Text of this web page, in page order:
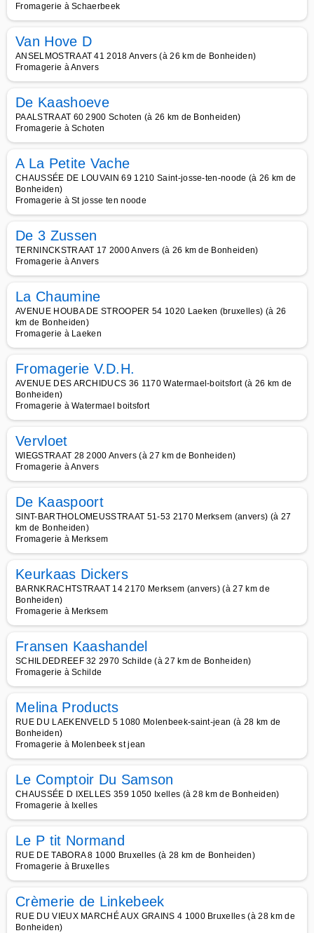
Fromagerie à Schaerbeek
Van Hove D
ANSELMOSTRAAT 41 2018 Anvers (à 26 km de Bonheiden)
Fromagerie à Anvers
De Kaashoeve
PAALSTRAAT 60 2900 Schoten (à 26 km de Bonheiden)
Fromagerie à Schoten
A La Petite Vache
CHAUSSÉE DE LOUVAIN 69 1210 Saint-josse-ten-noode (à 26 km de
Bonheiden)
Fromagerie à St josse ten noode
De 3 Zussen
TERNINCKSTRAAT 17 2000 Anvers (à 26 km de Bonheiden)
Fromagerie à Anvers
La Chaumine
AVENUE HOUBA DE STROOPER 54 1020 Laeken (bruxelles) (à 26
km de Bonheiden)
Fromagerie à Laeken
Fromagerie V.D.H.
AVENUE DES ARCHIDUCS 36 1170 Watermael-boitsfort (à 26 km de
Bonheiden)
Fromagerie à Watermael boitsfort
Vervloet
WIEGSTRAAT 28 2000 Anvers (à 27 km de Bonheiden)
Fromagerie à Anvers
De Kaaspoort
SINT-BARTHOLOMEUSSTRAAT 51-53 2170 Merksem (anvers) (à 27
km de Bonheiden)
Fromagerie à Merksem
Keurkaas Dickers
BARNKRACHTSTRAAT 14 2170 Merksem (anvers) (à 27 km de
Bonheiden)
Fromagerie à Merksem
Fransen Kaashandel
SCHILDEDREEF 32 2970 Schilde (à 27 km de Bonheiden)
Fromagerie à Schilde
Melina Products
RUE DU LAEKENVELD 5 1080 Molenbeek-saint-jean (à 28 km de
Bonheiden)
Fromagerie à Molenbeek st jean
Le Comptoir Du Samson
CHAUSSÉE D IXELLES 359 1050 Ixelles (à 28 km de Bonheiden)
Fromagerie à Ixelles
Le P tit Normand
RUE DE TABORA 8 1000 Bruxelles (à 28 km de Bonheiden)
Fromagerie à Bruxelles
Crèmerie de Linkebeek
RUE DU VIEUX MARCHÉ AUX GRAINS 4 1000 Bruxelles (à 28 km de
Bonheiden)